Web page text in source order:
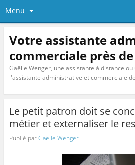
Menu
Votre assistante
commerciale près
Gaëlle Wenger, une assistante à distance
l'assistante administrative et commerciale
Le petit patron doit se
métier et externaliser le
Publié parGaëlle Wenger